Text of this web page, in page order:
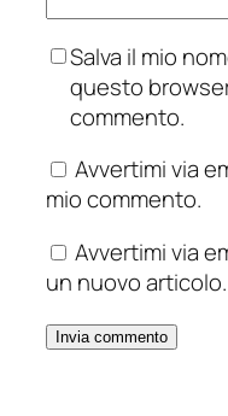
Salva il mio
questo
commento.
Avvertimi via
mio commento.
Avvertimi via
un nuovo articolo.